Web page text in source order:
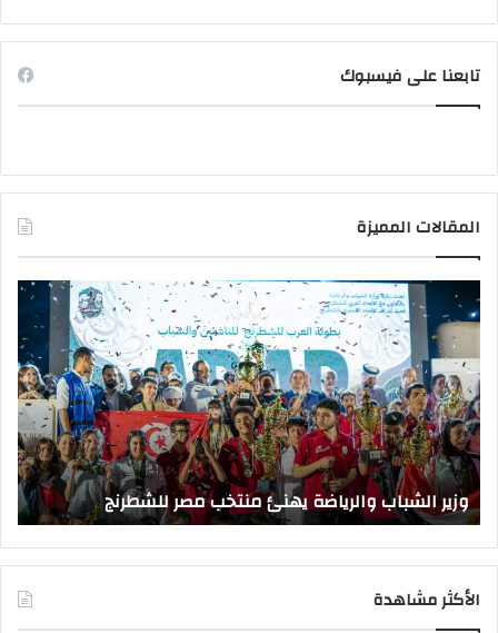
تابعنا على فيسبوك
المقالات المميزة
الشباب
والرياضة
يهنئ
منتخب
مصر
للشطرنج
وزير الشباب والرياضة يهنئ منتخب مصر للشطرنج
الأكثر مشاهدة